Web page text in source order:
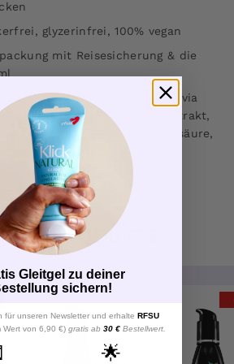
glyzerinfrei, 100% vegan
mit Reisesicherung & die
Glycerin, Cellulosegummi, Stevia
Europaea (Oliven) Blattextrakt,
Tetranatrium EDTA, Zitronensäure,
Aroma.
PRODUKTE
Gleitgel zu deiner
sichern!
für unseren Newsletter und erhalte RFSU
Wert von 6,90 €) gratis ab 30 € Bestellwert.
🌟